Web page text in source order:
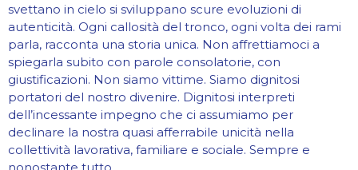
svettano in cielo si sviluppano scure evoluzioni di
autenticità. Ogni callosità del tronco, ogni volta dei rami
parla, racconta una storia unica. Non affrettiamoci a
spiegarla subito con parole consolatorie, con
giustificazioni. Non siamo vittime. Siamo dignitosi
portatori del nostro divenire. Dignitosi interpreti
dell’incessante impegno che ci assumiamo per
declinare la nostra quasi afferrabile unicità nella
collettività lavorativa, familiare e sociale. Sempre e